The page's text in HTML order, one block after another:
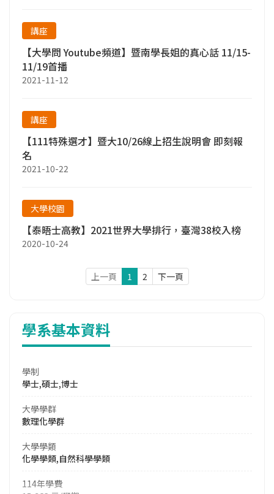
講座
【大學問 Youtube頻道】暨南學長姐的真心話 11/15-
11/19首播
2021-11-12
講座
【111特殊選才】暨大10/26線上招生說明會 即刻報
名
2021-10-22
大學校園
【泰晤士高教】2021世界大學排行，臺灣38校入榜
2020-10-24
上一頁 1 2 下一頁
學系基本資料
學制
學士,碩士,博士
大學學群
數理化學群
大學學類
化學學類,自然科學學類
114年學費